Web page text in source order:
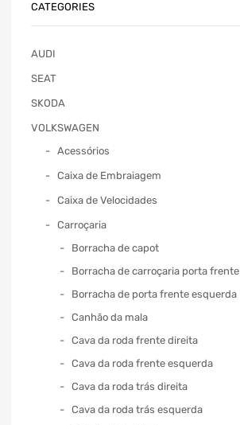
CATEGORIES
AUDI
SEAT
SKODA
VOLKSWAGEN
Acessórios
Caixa de Embraiagem
Caixa de Velocidades
Carroçaria
Borracha de capot
Borracha de carroçaria porta frente
Borracha de porta frente esquerda
Canhão da mala
Cava da roda frente direita
Cava da roda frente esquerda
Cava da roda trás direita
Cava da roda trás esquerda